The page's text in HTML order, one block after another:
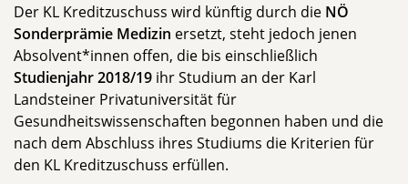
Der KL Kreditzuschuss wird künftig durch die NÖ
Sonderprämie Medizin ersetzt, steht jedoch jenen
Absolvent*innen offen, die bis einschließlich
Studienjahr 2018/19 ihr Studium an der Karl
Landsteiner Privatuniversität für
Gesundheitswissenschaften begonnen haben und die
nach dem Abschluss ihres Studiums die Kriterien für
den KL Kreditzuschuss erfüllen.